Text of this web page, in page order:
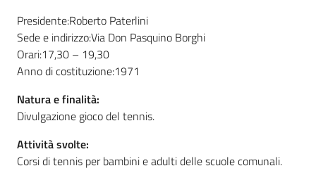
Presidente:Roberto Paterlini
Sede e indirizzo:Via Don Pasquino Borghi
Orari:17,30 – 19,30
Anno di costituzione:1971
Natura e finalità:
Divulgazione gioco del tennis.
Attività svolte:
Corsi di tennis per bambini e adulti delle scuole comunali.